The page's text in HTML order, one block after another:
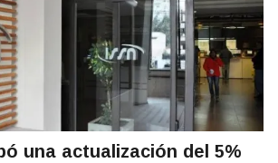
una actualización del 5%